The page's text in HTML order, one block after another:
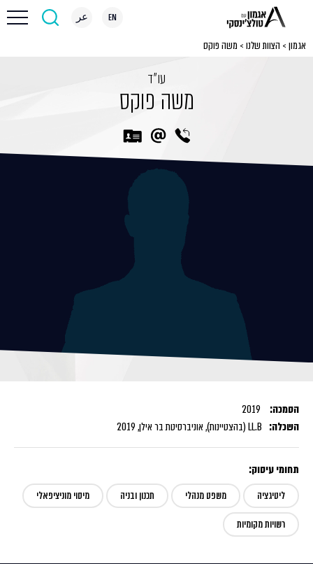
EN عر
אגמון > הצוות שלנו > משה פוקס
עו״ד
משה פוקס
הסמכה:
השכלה: LL.B (בהצטיינות), אוניברסיטת בר אילן, 2019
תחומי עיסוק:
ליטיגציה משפט מנהלי תכנון ובניה מיסוי מוניציפאלי
רשויות מקומיות